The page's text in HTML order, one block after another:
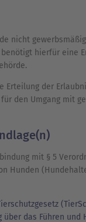
nicht
hierfür eine
Erteilung der
den Umgang mit
mit § 5
Hunden
über das Führen und